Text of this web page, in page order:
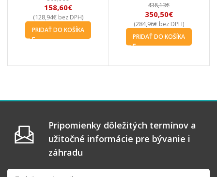
180,20€
119,90€
(97,48€bez DPH)
PRIDAŤ DO KOŠÍKA
175,89€
117,30€
(95,37€bez DPH)
PRIDAŤ DO KOŠÍKA
Pripomienky dôležitých termínov a
užitočné informácie pre bývanie i
záhradu